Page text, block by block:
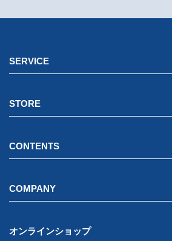
SERVICE
STORE
CONTENTS
COMPANY
オンラインショップ